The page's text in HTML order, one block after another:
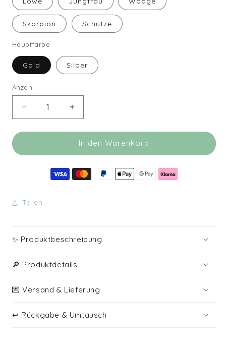
Skorpion Schütze
Hauptfarbe
Gold Silber
Anzahl
Verringere
die
Menge
Sternzeichen
WASSERMANN
Erhöhe
die
Menge
für
Sternzeichen
WASSERMANN
In den Warenkorb
Teilen
✨ Produktbeschreibung
🔎 Produktdetails
💌 Versand & Lieferung
↩️ Rückgabe & Umtausch